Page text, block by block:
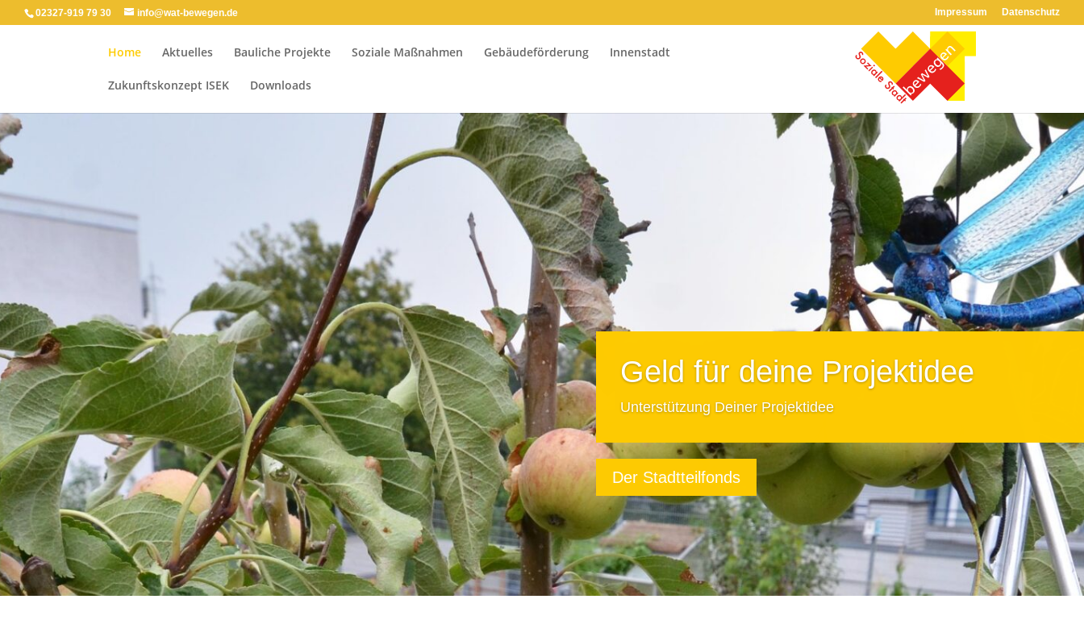
02327-919 79 30 info@wat-bewegen.de Impressum Datenschutz
Home Aktuelles Bauliche Projekte Soziale Maßnahmen Gebäudeförderung Innenstadt
Zukunftskonzept ISEK Downloads
Hier blüht WAT!
Beetpatenschaft übernehmen